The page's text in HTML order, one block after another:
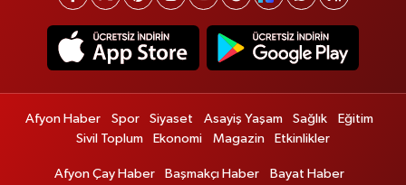
Afyon Haber Spor Siyaset Asayiş Yaşam Sağlık
Eğitim
Sivil Toplum
Ekonomi Magazin Etkinlikler
Afyon Çay Haber Başmakçı Haber Bayat Haber